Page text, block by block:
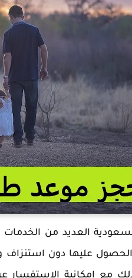
العديد من
عليها دون
مع إمكانية الاستفسار